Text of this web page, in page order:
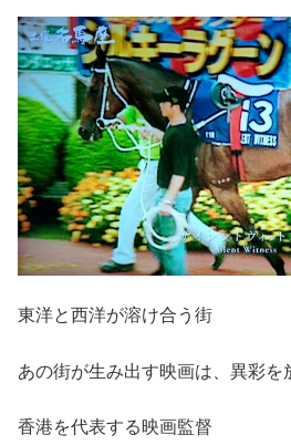
東洋と西洋が溶け合う街
あの街が生み出す映画は、異彩を
香港を代表する映画監督